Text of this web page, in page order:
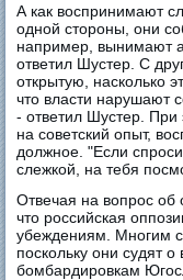
А как воспринимают
одной стороны, они
например, вынимают
ответил Шустер. С
открытую, насколько
что власти нарушают
- ответил Шустер. При
на советский опыт,
должное. "Если
слежкой, на тебя
Отвечая на вопрос
что российская
убеждениям. Многим
поскольку они судят
бомбардировкам